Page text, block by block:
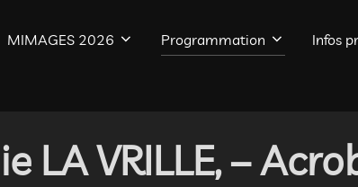
MIMAGES 2026 Programmation Infos
LA VRILLE, –